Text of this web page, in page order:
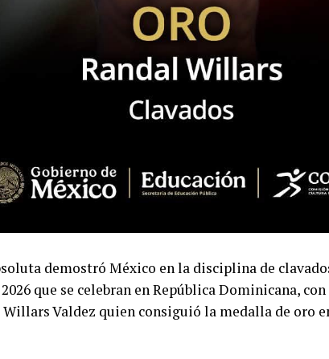
demostró México en la disciplina de
que se celebran en República Dominicana,
Valdez quien consiguió la medalla de oro